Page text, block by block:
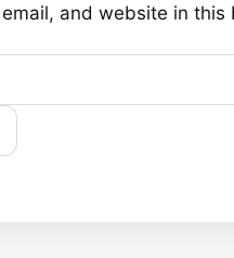
and website in